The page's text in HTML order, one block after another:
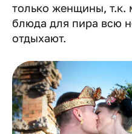
только женщины,
блюда для пира всю
отдыхают.